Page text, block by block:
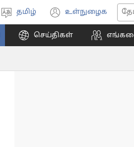
மொழியை
தேர்ந்தெடுங்கள்
தமிழ் உள்நுழைக
(opens
window)
செய்திகள்